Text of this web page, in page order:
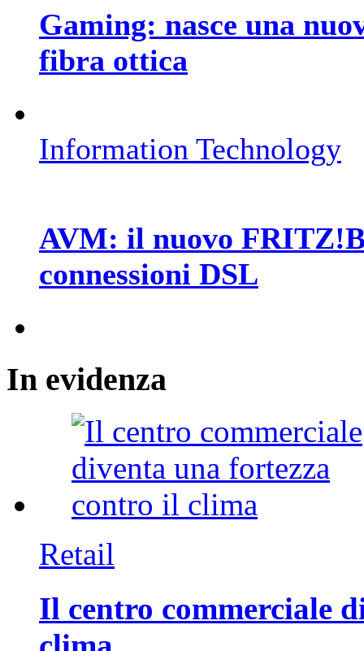
Gaming: nasce una
fibra ottica
Information Technology
AVM: il nuovo
connessioni DSL
In evidenza
Retail
Il centro commerciale